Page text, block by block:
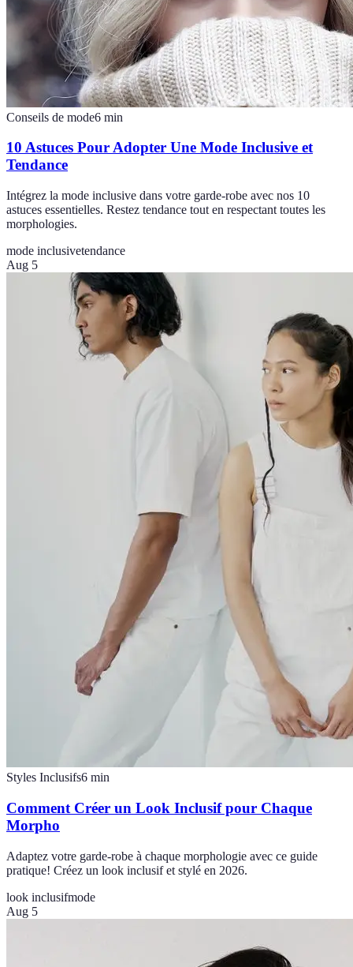
Conseils de mode6 min
10 Astuces Pour Adopter Une Mode Inclusive et
Tendance
Intégrez la mode inclusive dans votre garde-robe avec nos 10
astuces essentielles. Restez tendance tout en respectant toutes les
morphologies.
mode inclusivetendance
Aug 5
Styles Inclusifs6 min
Comment Créer un Look Inclusif pour Chaque
Morpho
Adaptez votre garde-robe à chaque morphologie avec ce guide
pratique! Créez un look inclusif et stylé en 2026.
look inclusifmode
Aug 5